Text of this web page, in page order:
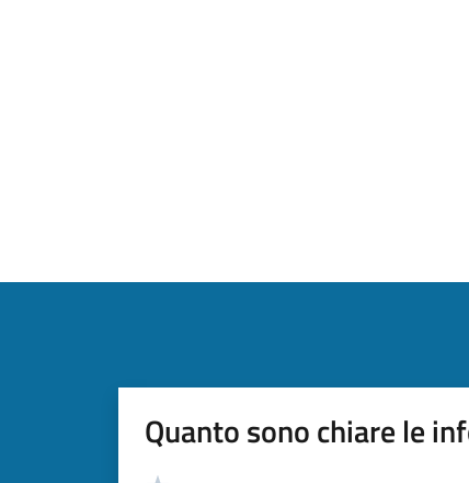
Quanto sono chiare le
Valutazione